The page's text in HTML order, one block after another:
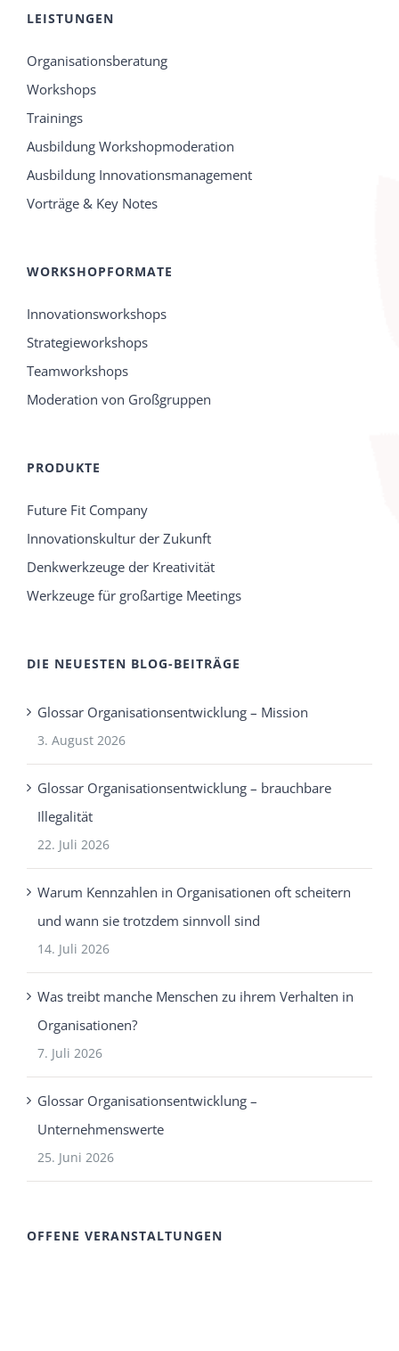
LEISTUNGEN
Organisationsberatung
Workshops
Trainings
Ausbildung Workshopmoderation
Ausbildung Innovationsmanagement
Vorträge & Key Notes
WORKSHOPFORMATE
Innovationsworkshops
Strategieworkshops
Teamworkshops
Moderation von Großgruppen
PRODUKTE
Future Fit Company
Innovationskultur der Zukunft
Denkwerkzeuge der Kreativität
Werkzeuge für großartige Meetings
DIE NEUESTEN BLOG-BEITRÄGE
Glossar Organisationsentwicklung – Mission
3. August 2026
Glossar Organisationsentwicklung – brauchbare
Illegalität
22. Juli 2026
Warum Kennzahlen in Organisationen oft scheitern
und wann sie trotzdem sinnvoll sind
14. Juli 2026
Was treibt manche Menschen zu ihrem Verhalten in
Organisationen?
7. Juli 2026
Glossar Organisationsentwicklung –
Unternehmenswerte
25. Juni 2026
OFFENE VERANSTALTUNGEN